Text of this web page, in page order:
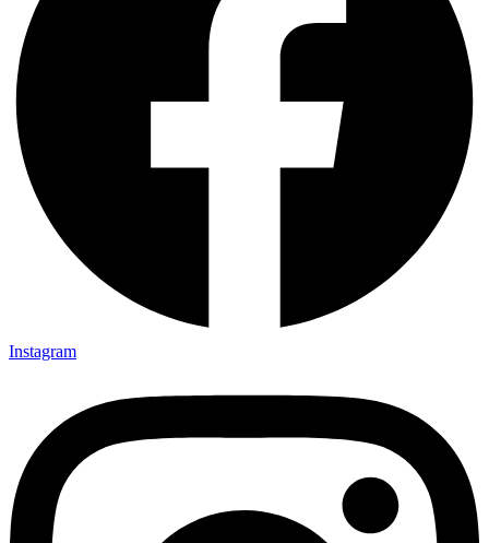
Instagram